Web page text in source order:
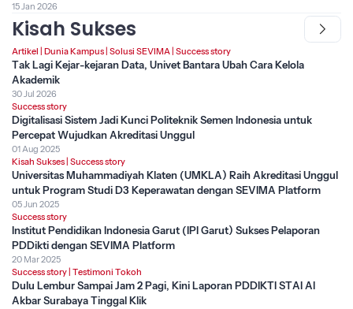
15 Jan 2026
Kisah Sukses
Artikel Dunia Kampus Solusi SEVIMA Success story
Tak Lagi Kejar-kejaran Data, Univet Bantara Ubah Cara Kelola
Akademik
30 Jul 2026
Success story
Digitalisasi Sistem Jadi Kunci Politeknik Semen Indonesia untuk
Percepat Wujudkan Akreditasi Unggul
01 Aug 2025
Kisah Sukses Success story
Universitas Muhammadiyah Klaten (UMKLA) Raih Akreditasi Unggul
untuk Program Studi D3 Keperawatan dengan SEVIMA Platform
05 Jun 2025
Success story
Institut Pendidikan Indonesia Garut (IPI Garut) Sukses Pelaporan
PDDikti dengan SEVIMA Platform
20 Mar 2025
Success story Testimoni Tokoh
Dulu Lembur Sampai Jam 2 Pagi, Kini Laporan PDDIKTI STAI Al
Akbar Surabaya Tinggal Klik